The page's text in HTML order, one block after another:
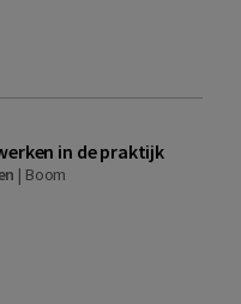
in de praktijk
| Boom